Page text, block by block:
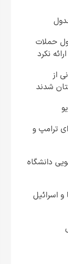
حملات
نکرد
از
شدند
ترامپ و
دانشگاه
اسرائیل